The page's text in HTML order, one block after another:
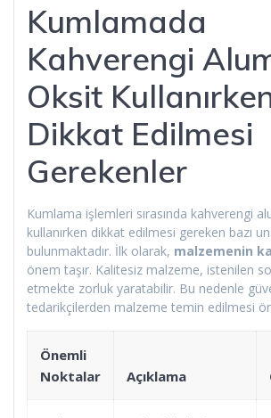
Kumlamada
Kahverengi
Oksit
Dikkat Edilmesi
Gerekenler
Kumlama işlemleri sırasında kahverengi
kullanırken dikkat edilmesi gereken bazı
bulunmaktadır. İlk olarak, malzemenin
önem taşır. Kalitesiz malzeme, istenilen
etmekte zorluk yaratabilir. Bu nedenle
tedarikçilerden malzeme temin edilmesi
Önemli
Noktalar
Açıklama